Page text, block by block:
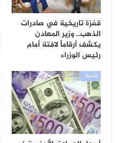
قفزة تاريخية في صادرات
الذهب.. وزير المعادن
يكشف أرقاماً لافتة أمام
رئيس الوزراء
إقتصاد